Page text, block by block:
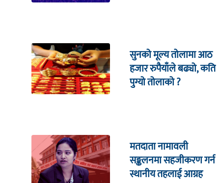
सुनको मूल्य तोलामा आठ
हजार रुपैयाँले बढ्यो, कति
पुग्यो तोलाको ?
मतदाता नामावली
सङ्कलनमा सहजीकरण गर्न
स्थानीय तहलाई आग्रह